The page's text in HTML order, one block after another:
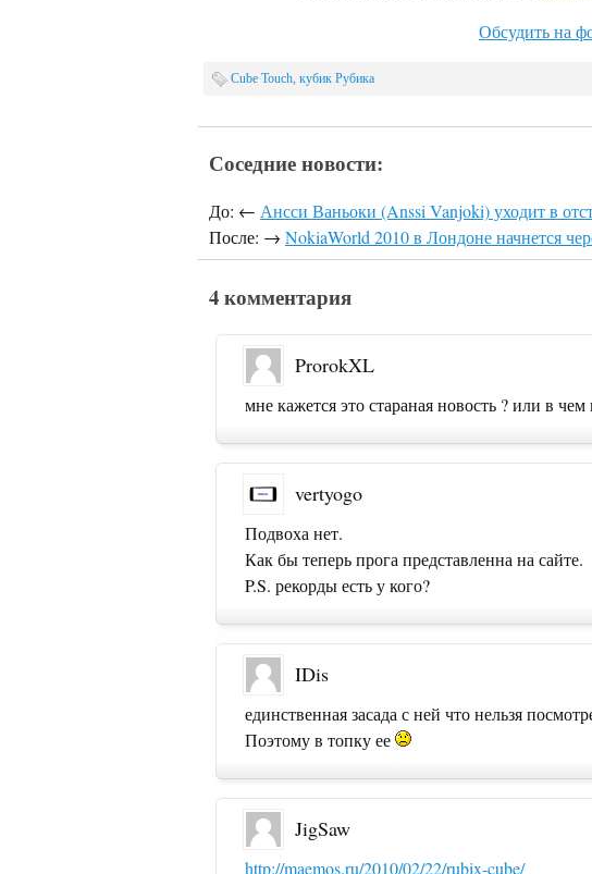
Обсудить на
Cube Touch, кубик Рубика
Соседние новости:
До: ← Ансси Ваньоки (Anssi Vanjoki) уходит в
После: → NokiaWorld 2010 в Лондоне начнется
4 комментария
ProrokXL
мне кажется это стараная новость ? или в чем
vertyogo
Подвоха нет.
Как бы теперь прога представленна на сайте.
P.S. рекорды есть у кого?
IDis
единственная засада с ней что нельзя
Поэтому в топку ее
JigSaw
http://maemos.ru/2010/02/22/rubix-cube/